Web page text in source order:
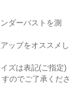
ダーバストを測
ップをオススメし
ズは表記(ご指定)
のでご了承くださ